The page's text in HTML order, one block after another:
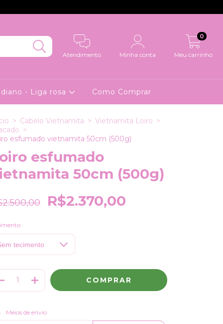
Atendimento Minha conta Meu carrinho
0
- Liga rosa Como Comprar
> Cabelo Vietnamita > Vietnamita Loiro >
>
esfumado vietnamita 50cm (500g)
esfumado
50cm (500g)
R$2.370,00
para o CEP:
Meios de envio